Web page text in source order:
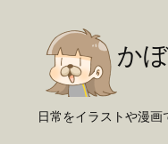
か
日常をイラストや漫画